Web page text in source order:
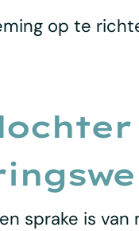
op te
sprake is